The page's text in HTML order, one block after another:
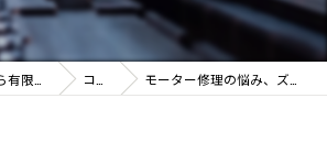
コラム モーター修理の悩み、ズバッと解決！